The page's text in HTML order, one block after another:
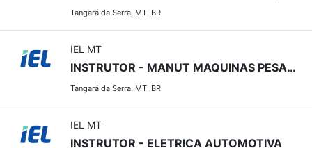
Tangará da Serra, MT, BR
IEL MT
INSTRUTOR - MANUT MAQUINAS PESADAS
Tangará da Serra, MT, BR
IEL MT
INSTRUTOR - ELETRICA AUTOMOTIVA